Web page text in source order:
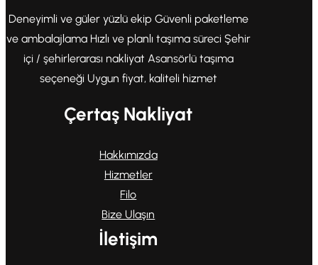
Deneyimli ve güler yüzlü ekip Güvenli paketleme
ve ambalajlama Hızlı ve planlı taşıma süreci Şehir
içi / şehirlerarası nakliyat Asansörlü taşıma
seçeneği Uygun fiyat, kaliteli hizmet
Çertaş Nakliyat
Hakkımızda
Hizmetler
Filo
Bize Ulaşın
İletişim